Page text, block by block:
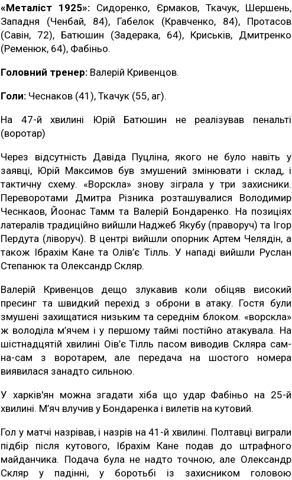
«Металіст 1925»: Сидоренко, Єрмаков, Ткачук, Шершень,
Западня (Ченбай, 84), Габелок (Кравченко, 84), Протасов
(Савін, 72), Батюшин (Задерака, 64), Криськів, Дмитренко
(Ременюк, 64), Фабіньо.
Головний тренер: Валерій Кривенцов.
Голи: Чеснаков (41), Ткачук (55, аг).
На 47-й хвилині Юрій Батюшин не реалізував пенальті
(воротар)
Через відсутність Давіда Пуцліна, якого не було навіть у
заявці, Юрій Максимов був змушений змінювати і склад, і
тактичну схему. «Ворскла» знову зіграла у три захисники.
Переворотами Дмитра Різника розташувалися Володимир
Чеснкаов, Йоонас Тамм та Валерій Бондаренко. На позиціях
латералів традиційно вийшли Наджеб Якубу (праворуч) та Ігор
Пердута (ліворуч). В центрі вийшли опорник Артем Челядін, а
також Ібрахім Кане та Олів’є Тілль. У нападі вийшли Руслан
Степанюк та Олександр Скляр.
Валерій Кривенцов дещо злукавив коли обіцяв високий
пресинг та швидкий перехід з оброни в атаку. Гостя були
змушені захищатися низьким та середнім блоком. «ворскла»
ж володіла м’ячем і у першому таймі постійно атакувала. На
шістнадцятій хвилині Оів’є Тілль пасом виводив Скляра сам-
на-сам з воротарем, але передача на шостого номера
виявилася занадто сильною.
У харків'ян можна згадати хіба що удар Фабіньо на 25-й
хвилині. М’яч влучив у Бондаренка і вилетів на кутовий.
Гол у матчі назрівав, і назрів на 41-й хвилині. Полтавці виграли
підбір після кутового, Ібрахім Кане подав до штрафного
майданчика. Подача була не надто точною, але Олександр
Скляр у падінні, у боротьбі із захисником головою